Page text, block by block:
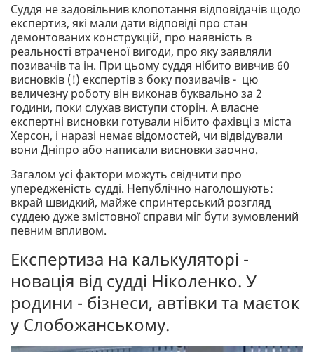
Суддя не задовільнив клопотання відповідачів щодо
експертиз, які мали дати відповіді про стан
демонтованих конструкцій, про наявність в
реальності втраченої вигоди, про яку заявляли
позивачів та ін. При цьому суддя нібито вивчив 60
висновків (!) експертів з боку позивачів - цю
величезну роботу він виконав буквально за 2
години, поки слухав виступи сторін. А власне
експертні висновки готували нібито фахівці з міста
Херсон, і наразі немає відомостей, чи відвідували
вони Дніпро або написали висновки заочно.
Загалом усі фактори можуть свідчити про
упередженість судді. Непублічно наголошують:
вкрай швидкий, майже спринтерський розгляд
суддею дуже змістовної справи міг бути зумовлений
певним впливом.
Експертиза на калькуляторі -
новація від судді Ніколенко. У
родини - бізнеси, автівки та маєток
у Слобожанському.